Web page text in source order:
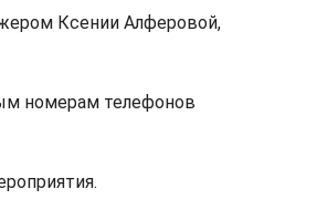
Ксении Алферовой,
номерам телефонов